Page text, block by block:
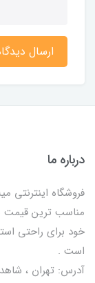
ارسال
درباره ما
فروشگاه اینترنتی
مناسب ترین قیمت
خود برای راحتی
است .